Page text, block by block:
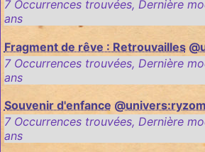
7 Occurrences trouvées, Dernière
ans
Fragment de rêve : Retrouvailles
7 Occurrences trouvées, Dernière
ans
Souvenir d'enfance
7 Occurrences trouvées, Dernière
ans